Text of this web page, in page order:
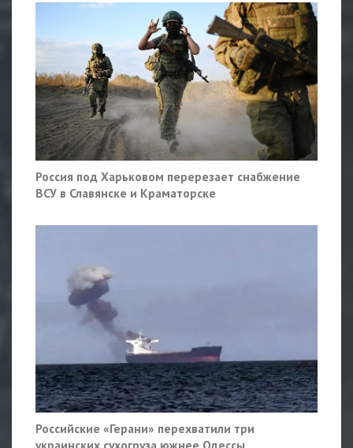
Россия под Харьковом перерезает снабжение
ВСУ в Славянске и Краматорске
Российские «Герани» перехватили три